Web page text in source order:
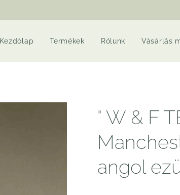
Kezdőlap Termékek Rólunk Vásárlás
" W & F
angol